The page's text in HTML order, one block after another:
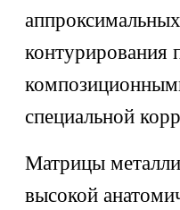
контурирования
специальной
Матрицы
высокой